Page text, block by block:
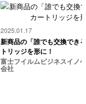
2025.01.17
新商品の「誰でも交換でき
トリッジを形に！
富士フイルムビジネスイノ
会社